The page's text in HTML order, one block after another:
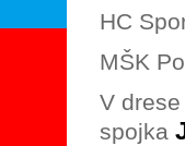
HC
MŠK
V
spojka